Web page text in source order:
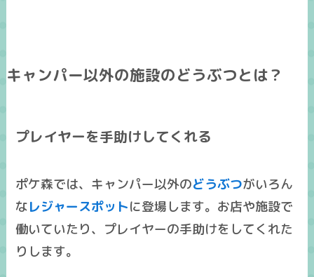
キャンパー以外の施設のどうぶつとは？
プレイヤーを手助けしてくれる
ポケ森では、キャンパー以外のどうぶつがいろん
なレジャースポットに登場します。お店や施設で
働いていたり、プレイヤーの手助けをしてくれた
りします。